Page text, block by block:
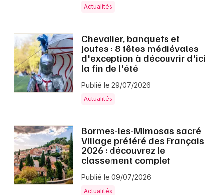
Actualités
Chevalier, banquets et
joutes : 8 fêtes médiévales
d'exception à découvrir d'ici
la fin de l'été
Publié le 29/07/2026
Actualités
Bormes-les-Mimosas sacré
Village préféré des Français
2026 : découvrez le
classement complet
Publié le 09/07/2026
Actualités